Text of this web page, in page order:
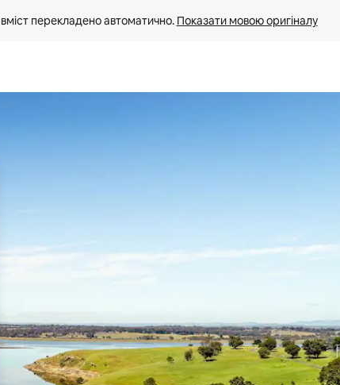
перекладено автоматично. Показати мовою оригіналу
сторінкою клавіші зі стрілками вгору та вниз або жести